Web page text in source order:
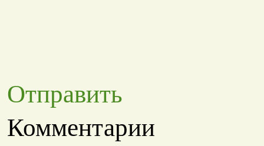
Отправить
Комментарии